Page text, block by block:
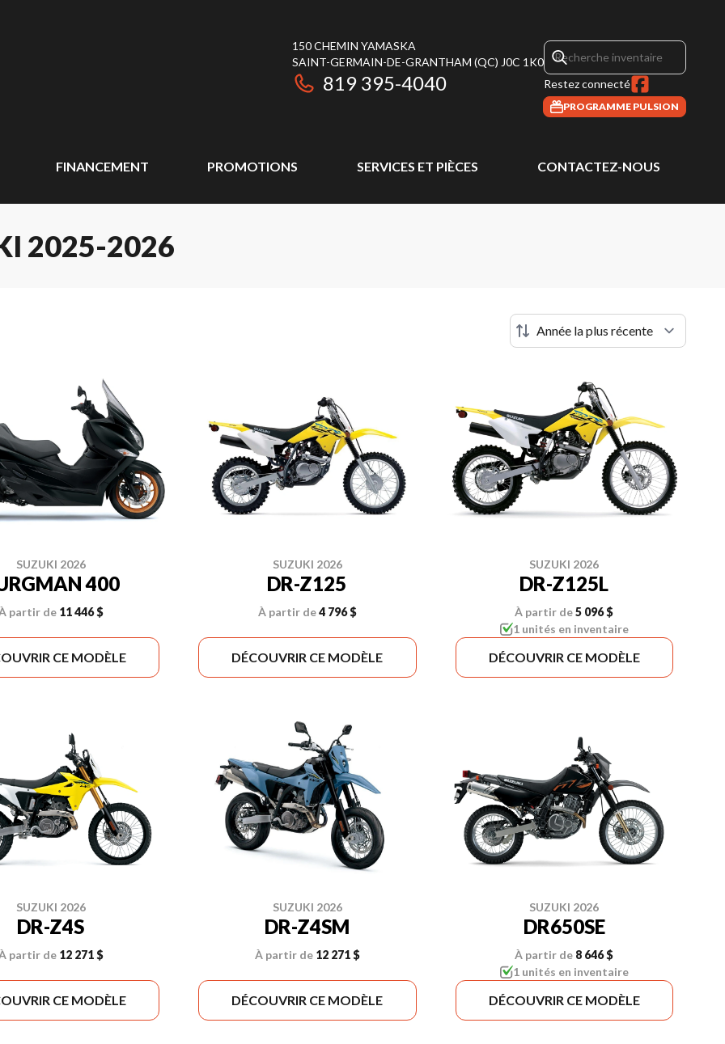
150 CHEMIN YAMASKA
SAINT-GERMAIN-DE-GRANTHAM (QC) J0C 1K0
819 395-4040 Restez connecté
PROGRAMME PULSION
FINANCEMENT PROMOTIONS SERVICES ET PIÈCES CONTACTEZ-NOUS
2025-2026
SUZUKI 2026
400
partir de 11 446 $
CE MODÈLE
SUZUKI 2026
DR-Z125
À partir de4 796 $
DÉCOUVRIR CE MODÈLE
SUZUKI 2026
DR-Z125L
À partir de5 096 $
1 unités en inventaire
DÉCOUVRIR CE MODÈLE
SUZUKI 2026
DR-Z4S
partir de 12 271 $
CE MODÈLE
SUZUKI 2026
DR-Z4SM
À partir de 12 271 $
DÉCOUVRIR CE MODÈLE
SUZUKI 2026
DR650SE
À partir de 8 646 $
1 unités en inventaire
DÉCOUVRIR CE MODÈLE